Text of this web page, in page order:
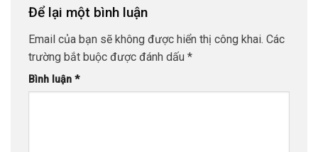
Để lại một bình luận
Email của bạn sẽ không được hiển thị công khai. Các
trường bắt buộc được đánh dấu *
Bình luận *